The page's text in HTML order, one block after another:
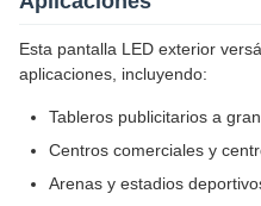
Esta pantalla LED exterior
aplicaciones, incluyendo:
Tableros publicitarios a
Centros comerciales y
Arenas y estadios